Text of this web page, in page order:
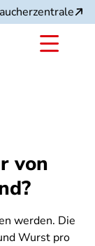
von
werden. Die
Wurst pro